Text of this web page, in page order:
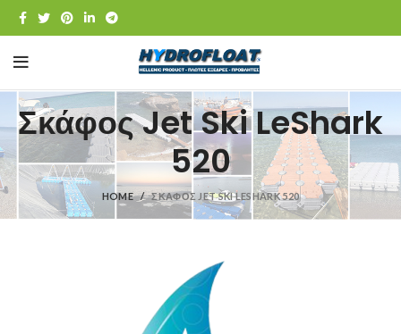
Σκάφος Jet Ski LeShark
520
HOME ΣΚΆΦΟΣ JET SKI LESHARK 520